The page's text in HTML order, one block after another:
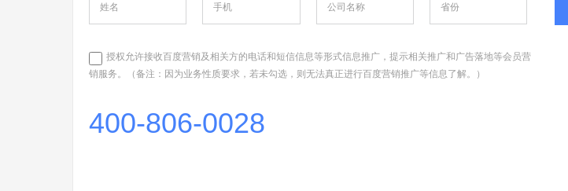
授权允许接收百度营销及相关方的电话和短信信息等形式信息推广，提示相关推广和广告落地等会员营
销服务。（备注：因为业务性质要求，若未勾选，则无法真正进行百度营销推广等信息了解。）
400-806-0028